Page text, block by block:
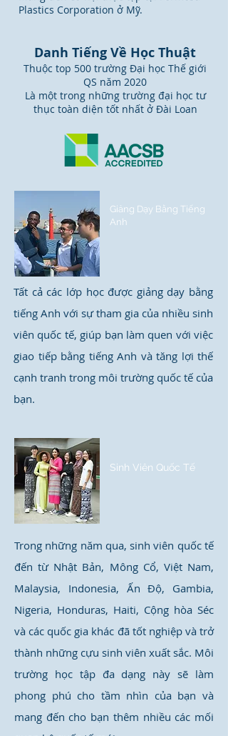
Plastics Corporation ở Mỹ.
Danh Tiếng Về Học Thuật
Thuộc top 500 trường Đại học Thế giới
QS năm 2020
Là một trong những trường đại học tư
thục toàn diện tốt nhất ở Đài Loan
Giảng Dạy Bằng Tiếng
Anh
Tất cả các lớp học được giảng dạy bằng
tiếng Anh với sự tham gia của nhiều sinh
viên quốc tế, giúp bạn làm quen với việc
giao tiếp bằng tiếng Anh và tăng lợi thế
cạnh tranh trong môi trường quốc tế của
bạn.
Sinh Viên Quốc Tế
Trong những năm qua, sinh viên quốc tế
đến từ Nhật Bản, Mông Cổ, Việt Nam,
Malaysia, Indonesia, Ấn Độ, Gambia,
Nigeria, Honduras, Haiti, Cộng hòa Séc
và các quốc gia khác đã tốt nghiệp và trở
thành những cựu sinh viên xuất sắc. Môi
trường học tập đa dạng này sẽ làm
phong phú cho tầm nhìn của bạn và
mang đến cho bạn thêm nhiều các mối